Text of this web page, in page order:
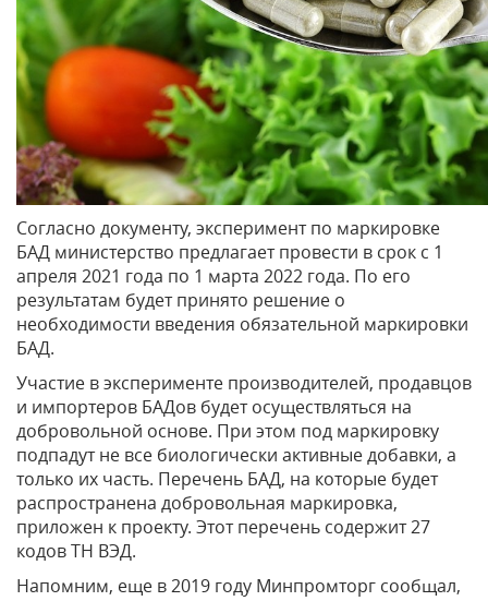
Согласно документу, эксперимент по маркировке
БАД министерство предлагает провести в срок с 1
апреля 2021 года по 1 марта 2022 года. По его
результатам будет принято решение о
необходимости введения обязательной маркировки
БАД.
Участие в эксперименте производителей, продавцов
и импортеров БАДов будет осуществляться на
добровольной основе. При этом под маркировку
подпадут не все биологически активные добавки, а
только их часть. Перечень БАД, на которые будет
распространена добровольная маркировка,
приложен к проекту. Этот перечень содержит 27
кодов ТН ВЭД.
Напомним, еще в 2019 году Минпромторг сообщал,